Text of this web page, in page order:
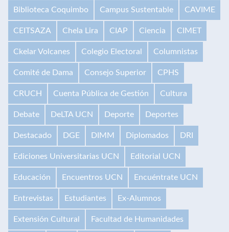
Biblioteca Coquimbo Campus Sustentable CAVIME
CEITSAZA Chela Lira CIAP Ciencia CIMET
Ckelar Volcanes Colegio Electoral Columnistas
Comité de Dama Consejo Superior CPHS
CRUCH Cuenta Pública de Gestión Cultura
Debate DeLTA UCN Deporte Deportes
Destacado DGE DIMM Diplomados DRI
Ediciones Universitarias UCN Editorial UCN
Educación Encuentros UCN Encuéntrate UCN
Entrevistas Estudiantes Ex-Alumnos
Extensión Cultural Facultad de Humanidades